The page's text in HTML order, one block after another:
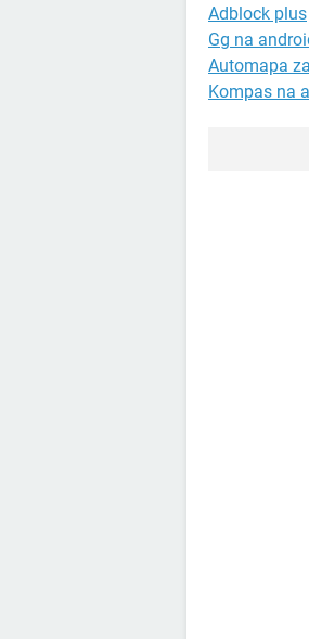
Adblock plus
Gg na
Automapa
Kompas na